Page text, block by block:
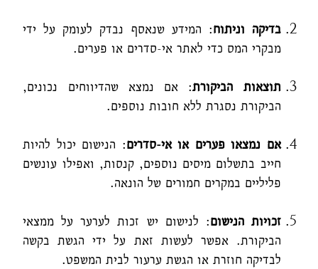
בדיקה וניתוח: המידע שנאסף נבדק לעומק על ידי
מבקרי המס כדי לאתר אי-סדרים או פערים.
תוצאות הביקורת: אם נמצא שהדיווחים נכונים,
הביקורת נסגרת ללא חובות נוספים.
אם נמצאו פערים או אי-סדרים: הנישום יכול להיות
חייב בתשלום מיסים נוספים, קנסות, ואפילו עונשים
פליליים במקרים חמורים של הונאה.
זכויות הנישום: לנישום יש זכות לערער על ממצאי
הביקורת. אפשר לעשות זאת על ידי הגשת בקשה
לבדיקה חוזרת או הגשת ערעור לבית המשפט.